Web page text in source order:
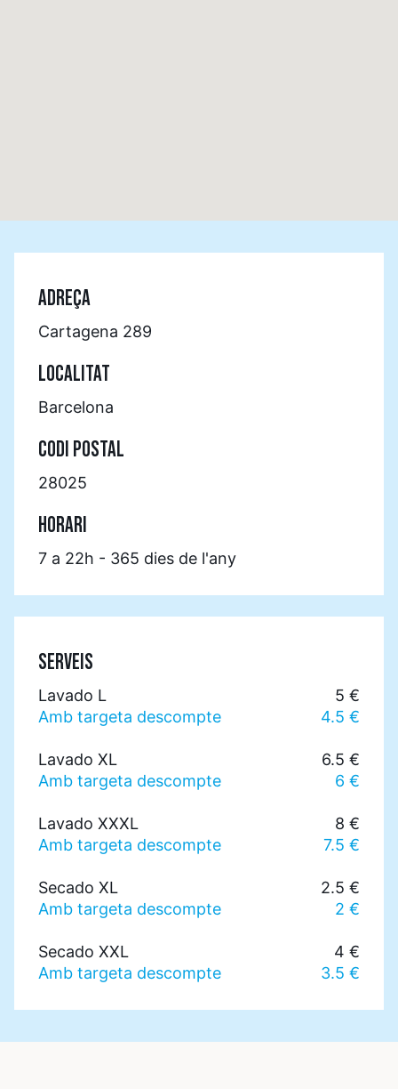
ADREÇA
Cartagena 289
LOCALITAT
Barcelona
CODI POSTAL
28025
HORARI
7 a 22h - 365 dies de l'any
SERVEIS
Lavado L
5 €
Amb targeta descompte
4.5 €
Lavado XL
6.5 €
Amb targeta descompte
6 €
Lavado XXXL
8 €
Amb targeta descompte
7.5 €
Secado XL
2.5 €
Amb targeta descompte
2 €
Secado XXL
4 €
Amb targeta descompte
3.5 €